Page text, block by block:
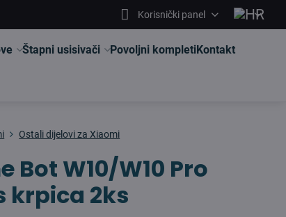
Korisnički panel
Štapni usisivači Povoljni kompletiKontakt
Ostali dijelovi za Xiaomi
Bot W10/W10 Pro
krpica 2ks